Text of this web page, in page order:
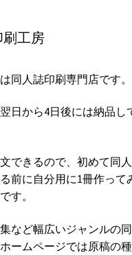
刷工房
同人誌印刷専門店です。
日から4日後には納品し
できるので、初めて同
前に自分用に1冊作って
す。
など幅広いジャンルの
ームページでは原稿の